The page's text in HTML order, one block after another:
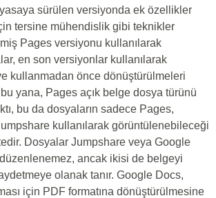
sürülen versiyonda ek özellikler
tersine mühendislik gibi teknikler
Pages versiyonu kullanılarak
en son versiyonlar kullanılarak
kullanmadan önce dönüştürülmeleri
yana, Pages açık belge dosya türünü
bu da dosyaların sadece Pages,
kullanılarak görüntülenebileceği
Dosyalar Jumpshare veya Google
ancak ikisi de belgeyi
olanak tanır. Google Docs,
için PDF formatına dönüştürülmesine